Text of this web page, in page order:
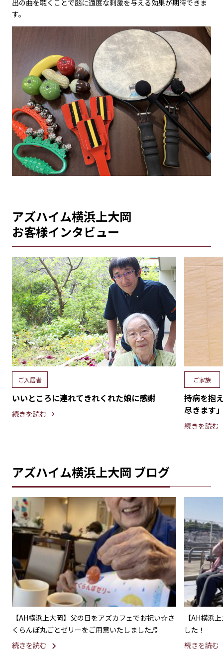
出の曲を聴くことで脳に適度な刺激を与える効果が期待できま
す。
アズハイム横浜上大岡
お客様インタビュー
ご入居者
いいところに連れてきれくれた娘に感謝
続きを読む
ご家族
持病を抱
尽きます
続きを読む
アズハイム横浜上大岡 ブログ
【AH横浜上大岡】父の日をアズカフェでお祝い☆さ
くらんぼ丸ごとゼリーをご用意いたしました♬
続きを読む
【AH横浜
した！
続きを読む